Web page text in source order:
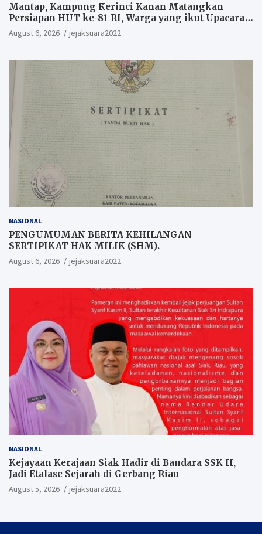
Mantap, Kampung Kerinci Kanan Matangkan
Persiapan HUT ke-81 RI, Warga yang ikut Upacara
Berkesempatan Raih Hadiah
August 6, 2026 jejaksuara2022
NASIONAL
PENGUMUMAN BERITA KEHILANGAN
SERTIPIKAT HAK MILIK (SHM).
August 6, 2026 jejaksuara2022
NASIONAL
Kejayaan Kerajaan Siak Hadir di Bandara SSK II,
Jadi Etalase Sejarah di Gerbang Riau
August 5, 2026 jejaksuara2022